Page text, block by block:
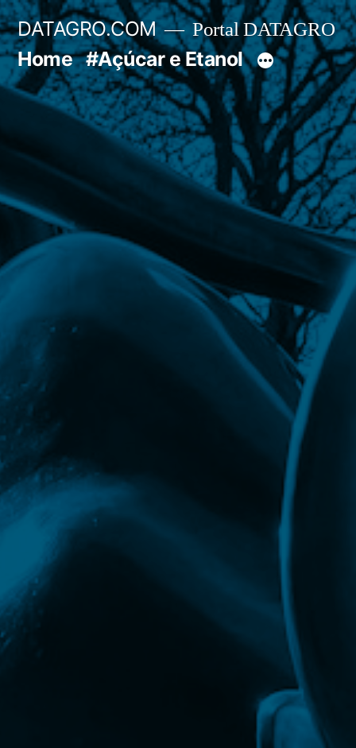
Pular
para
o
conteúdo
DATAGRO.COM Portal DATAGRO
Home #Açúcar e Etanol